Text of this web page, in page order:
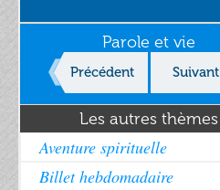
Parole et vie
Précédent Suivant
Les autres thèmes
Aventure spirituelle
Billet hebdomadaire